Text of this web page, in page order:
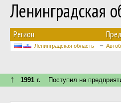
Ленинградская
Регион
Ленинградская область
↑ 1991 г. Поступил на